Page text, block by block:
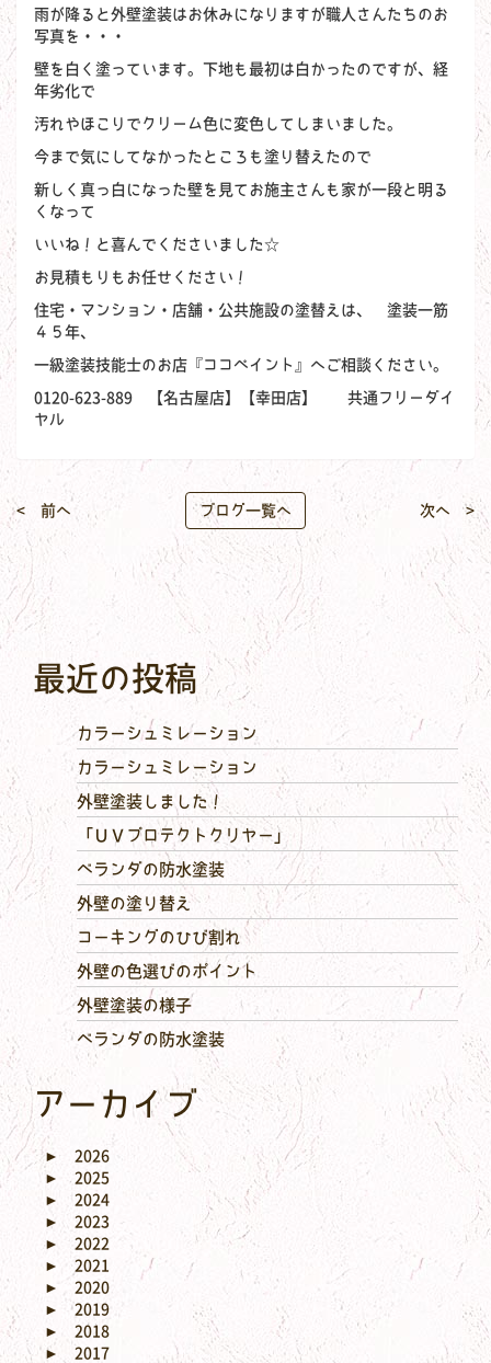
雨が降ると外壁塗装はお休みになりますが職人さんたちのお
写真を・・・
壁を白く塗っています。下地も最初は白かったのですが、経
年劣化で
汚れやほこりでクリーム色に変色してしまいました。
今まで気にしてなかったところも塗り替えたので
新しく真っ白になった壁を見てお施主さんも家が一段と明る
くなって
いいね！と喜んでくださいました☆
お見積もりもお任せください！
住宅・マンション・店舗・公共施設の塗替えは、 塗装一筋
４５年、
一級塗装技能士のお店『ココペイント』へご相談ください。
0120-623-889 【名古屋店】【幸田店】 共通フリーダイ
ヤル
< 前へ ブログ一覧へ 次へ >
最近の投稿
カラーシュミレーション
カラーシュミレーション
外壁塗装しました！
「ＵＶプロテクトクリヤー」
ベランダの防水塗装
外壁の塗り替え
コーキングのひび割れ
外壁の色選びのポイント
外壁塗装の様子
ベランダの防水塗装
アーカイブ
►
2026
►
2025
►
2024
►
2023
►
2022
►
2021
►
2020
►
2019
►
2018
►
2017